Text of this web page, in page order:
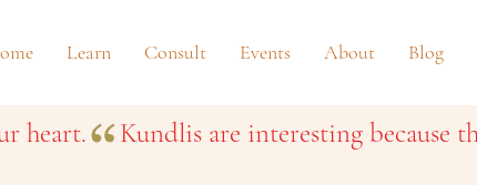
Learn Consult Events About Blog
heart.